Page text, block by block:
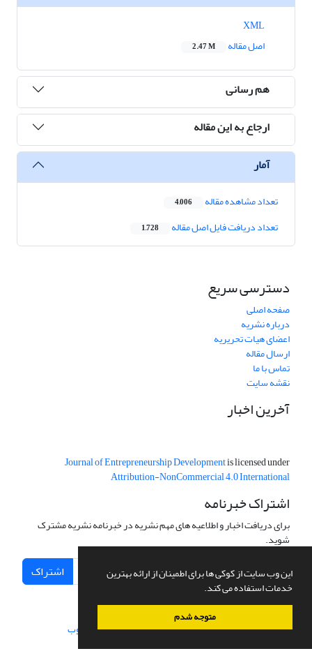
این وب سایت از کوکی ها برای اطمینان از ارائه بهترین
خدمات استفاده می کند.
متوجه شدم
اصل مقاله
2.47 M
هم رسانی
ارجاع به این مقاله
آمار
تعداد مشاهده مقاله 4,006
تعداد دریافت فایل اصل مقاله 1,728
دسترسی سریع
صفحه اصلی
درباره نشریه
اعضای هیات تحریریه
ارسال مقاله
تماس با ما
نقشه سایت
آخرین اخبار
Journal of Entrepreneurship Developmentis licensed under
Attribution-NonCommercial 4.0 International
اشتراک خبرنامه
برای دریافت اخبار و اطلاعیه های مهم نشریه در خبرنامه نشریه مشترک
شوید.
اشتراک
سامانه مدیریت نشریات علمی.طراحی و پیاده سازی از سیناوب